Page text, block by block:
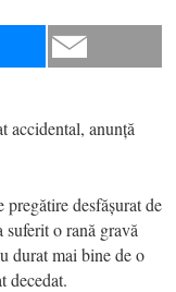
accidental, anunță
desfășurat de
o rană gravă
durat mai bine de o
decedat.